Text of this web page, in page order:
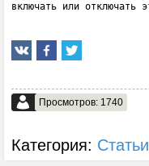
включaть или
Просмотров: 1740
Категория: Статьи